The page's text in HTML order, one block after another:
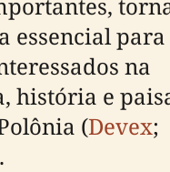
essencial para
na
história e
(Devex;